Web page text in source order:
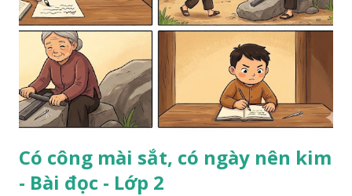
Có công mài sắt, có ngày nên kim
- Bài đọc - Lớp 2